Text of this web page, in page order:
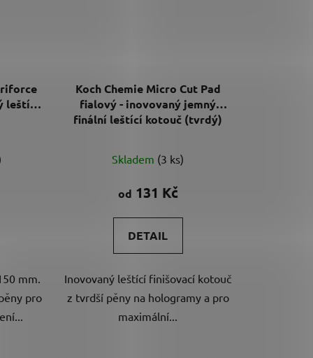
leštící
mm.
pro
Koch Chemie Micro Cut Pad
fialový - inovovaný jemný
finální leštící kotouč (tvrdý)
Skladem (3 ks)
od 131 Kč
DETAIL
Inovovaný leštící finišovací kotouč
z tvrdší pěny na hologramy a pro
maximální...